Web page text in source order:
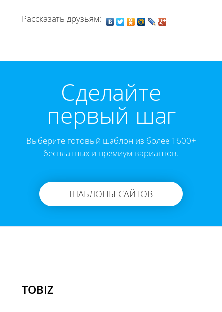
Рассказать друзьям:
Cделайте
первый шаг
Выберите готовый шаблон из более 1600+
бесплатных и премиум вариантов.
ШАБЛОНЫ САЙТОВ
TOBIZ